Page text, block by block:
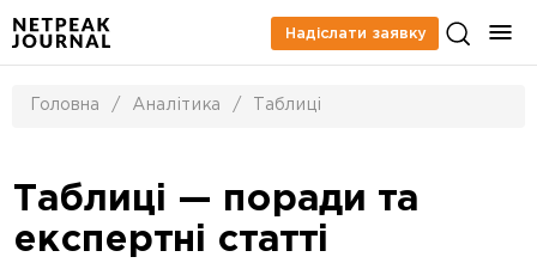
Надіслати заявку
Головна / Аналітика / Таблиці
Таблиці — поради та
експертні статті